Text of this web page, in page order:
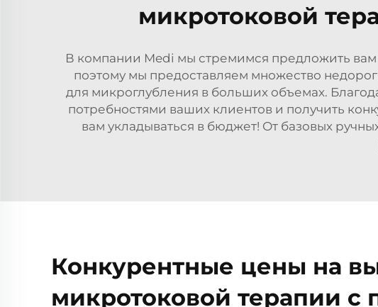
микротоковой
В компании Medi мы стремимся предложить
поэтому мы предоставляем множество
для микроглубления в больших объемах.
потребностями ваших клиентов и получить
вам укладываться в бюджет! От базовых
Конкурентные цены на
микротоковой терапии